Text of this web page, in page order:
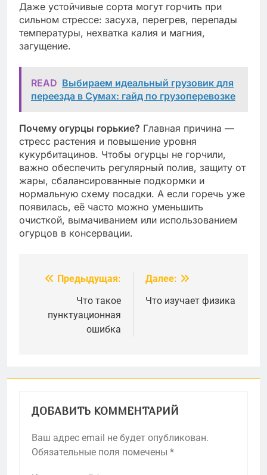
Даже устойчивые сорта могут горчить при
сильном стрессе: засуха, перегрев, перепады
температуры, нехватка калия и магния,
загущение.
READ Выбираем идеальный грузовик для
переезда в Сумах: гайд по грузоперевозке
Почему огурцы горькие? Главная причина —
стресс растения и повышение уровня
кукурбитацинов. Чтобы огурцы не горчили,
важно обеспечить регулярный полив, защиту от
жары, сбалансированные подкормки и
нормальную схему посадки. А если горечь уже
появилась, её часто можно уменьшить
очисткой, вымачиванием или использованием
огурцов в консервации.
Навигация
записям
Предыдущая:
Что такое
пунктуационная
ошибка
Далее:
Что изучает физика
ДОБАВИТЬ КОММЕНТАРИЙ
Ваш адрес email не будет опубликован.
Обязательные поля помечены *